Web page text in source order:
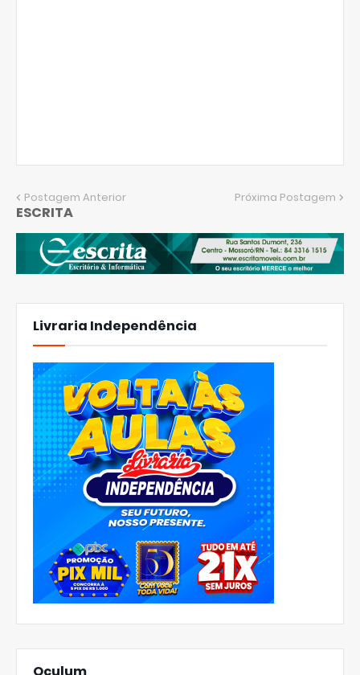
Postagem Anterior Próxima Postagem
ESCRITA
Livraria Independência
Oculum